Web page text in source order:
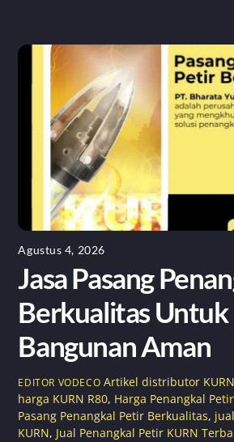
Agustus 4, 2026
Jasa Pasang
Berkualitas Untuk
Bangunan Aman
EDITOR VODECO Artikel distributor KURN
harga KURN R80, Harga Penangkal
Pasang Penangkal Petir Berkualitas,
KURN, Jual Penangkal Petir KURN